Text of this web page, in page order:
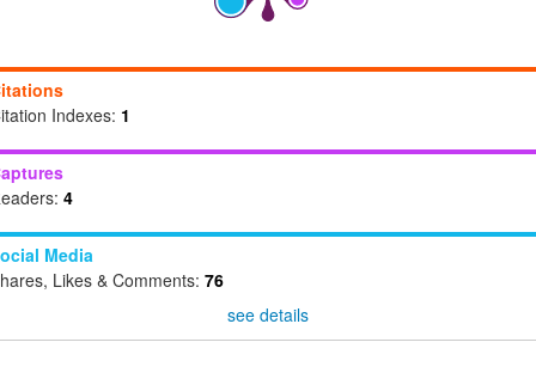
Indexes: 1
4
Media
Likes & Comments: 76
see details